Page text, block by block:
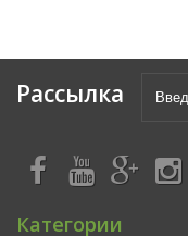
Рассылка
Категории